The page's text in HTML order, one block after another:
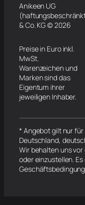
Anikeen UG
& Co. KG © 2026
Preise in Euro inkl.
MwSt.
Warenzeichen und
Marken sind das
Eigentum ihrer
jeweiligen Inhaber.
* Angebot gilt nur
Deutschland,
Wir behalten uns
oder einzustellen.